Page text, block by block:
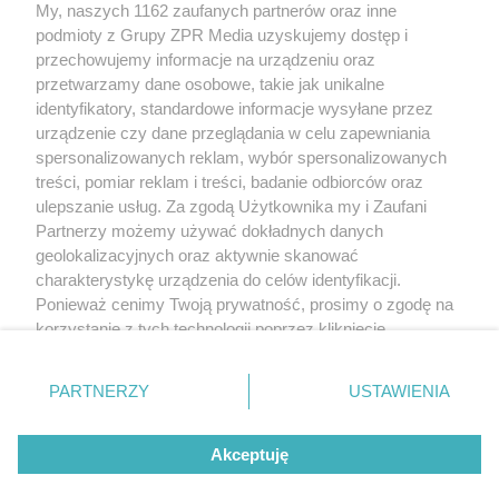
Żaden utwór zamieszczony w serwisie nie może być powielany i
rozpowszechniany lub dalej rozpowszechniany w jakikolwiek sposób (w
tym także elektroniczny lub mechaniczny) na jakimkolwiek polu
eksploatacji w jakiejkolwiek formie, włącznie z umieszczaniem w Internecie
bez pisemnej zgody właściciela praw. Jakiekolwiek użycie lub
wykorzystanie utworów w całości lub w części z naruszeniem prawa, tzn.
bez właściwej zgody, jest zabronione pod groźbą kary i może być ścigane
prawnie.
O nas
My, naszych 1162 zaufanych partnerów oraz inne
podmioty z Grupy ZPR Media uzyskujemy dostęp i
przechowujemy informacje na urządzeniu oraz
przetwarzamy dane osobowe, takie jak unikalne
identyfikatory, standardowe informacje wysyłane przez
urządzenie czy dane przeglądania w celu zapewniania
spersonalizowanych reklam, wybór spersonalizowanych
treści, pomiar reklam i treści, badanie odbiorców oraz
ulepszanie usług. Za zgodą Użytkownika my i Zaufani
Partnerzy możemy używać dokładnych danych
geolokalizacyjnych oraz aktywnie skanować
charakterystykę urządzenia do celów identyfikacji.
Ponieważ cenimy Twoją prywatność, prosimy o zgodę na
korzystanie z tych technologii poprzez kliknięcie
zmienić/wycofać klikając przycisk ustawień prywatności
znajdujący się w lewym dolnym rogu strony
rodzaje przetwarzania danych nie wymagają zgody
użytkownika, ale masz prawo sprzeciwić się takiemu
przetwarzaniu. Preferencje będą miały zastosowanie tylko
PARTNERZY USTAWIENIA
Akceptuję